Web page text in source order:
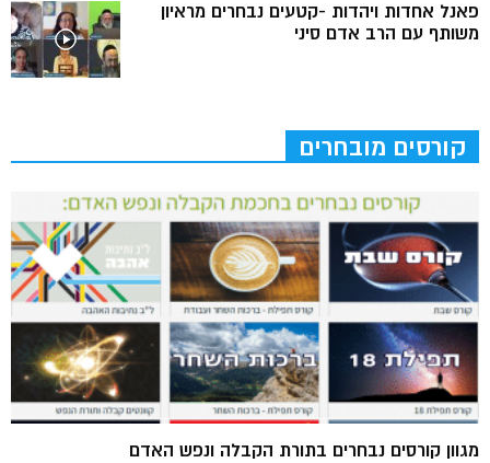
פאנל אחדות ויהדות -קטעים נבחרים מראיון
משותף עם הרב אדם סיני
קורסים מובחרים
מגוון קורסים נבחרים בתורת הקבלה ונפש האדם